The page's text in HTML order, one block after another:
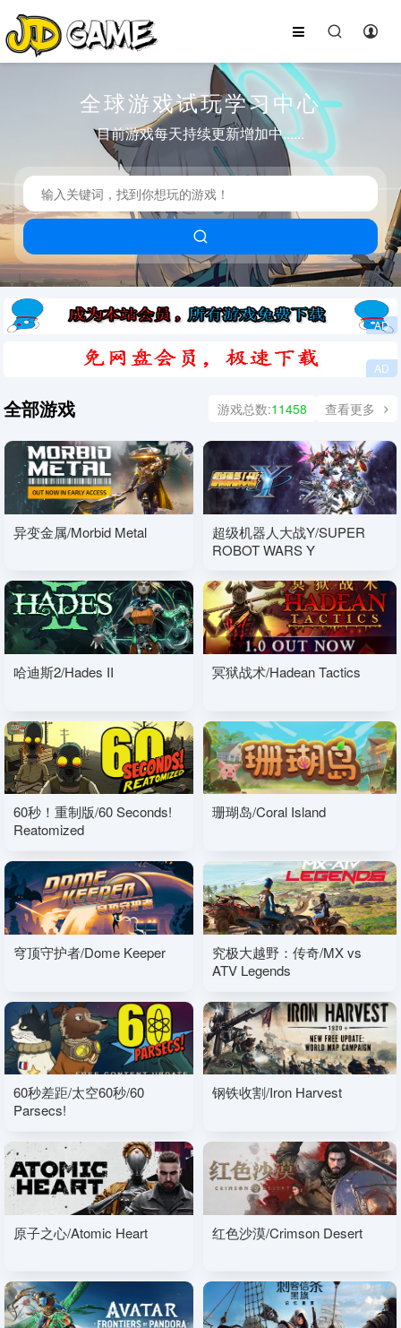
全球游戏试玩学习中心
目前游戏每天持续更新增加中......
全部游戏 查看更多
游戏总数:11458
异变金属/Morbid Metal
超级机器人大战Y/SUPER
ROBOT WARS Y
哈迪斯2/Hades II 冥狱战术/Hadean Tactics
60秒！重制版/60 Seconds!
Reatomized
珊瑚岛/Coral Island
穹顶守护者/Dome Keeper
究极大越野：传奇/MX vs
ATV Legends
60秒差距/太空60秒/60
Parsecs!
钢铁收割/Iron Harvest
原子之心/Atomic Heart 红色沙漠/Crimson Desert